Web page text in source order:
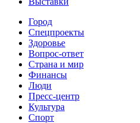
Город
Спецпроекты
Здоровье
Вопрос-ответ
Страна и мир
Финансы
Люди
Пресс-центр
Культура
Спорт